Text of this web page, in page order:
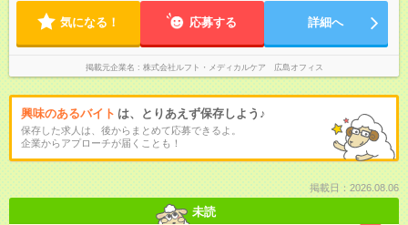
気になる！ 応募する 詳細へ
掲載元企業名 株式会社ルフト・メディカルケア 広島オフィス
興味のあるバイト は、とりあえず保存しよう♪
保存した求人は、後からまとめて応募できるよ。
企業からアプローチが届くことも！
掲載日：2026.08.06
未読